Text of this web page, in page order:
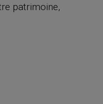
patrimoine,